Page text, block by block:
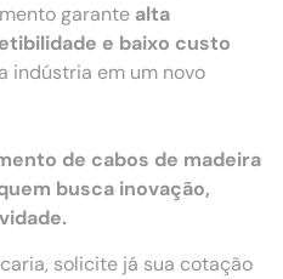
garante alta
e baixo custo
indústria em um novo
de cabos de madeira
busca inovação,
solicite já sua cotação